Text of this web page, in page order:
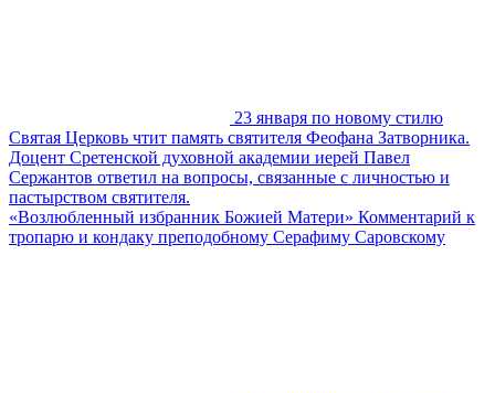
23 января по новому стилю
Святая Церковь чтит память святителя Феофана Затворника.
Доцент Сретенской духовной академии иерей Павел
Сержантов ответил на вопросы, связанные с личностью и
пастырством святителя.
«Возлюбленный избранник Божией Матери» Комментарий к
тропарю и кондаку преподобному Серафиму Саровскому